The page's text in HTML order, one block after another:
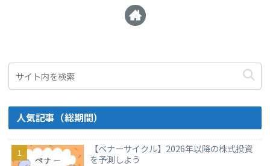
人気記事（総期間）
【ベナーサイクル】2026年以降の株式投資
を予測しよう